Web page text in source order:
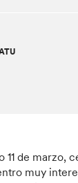
11 de marzo,
muy